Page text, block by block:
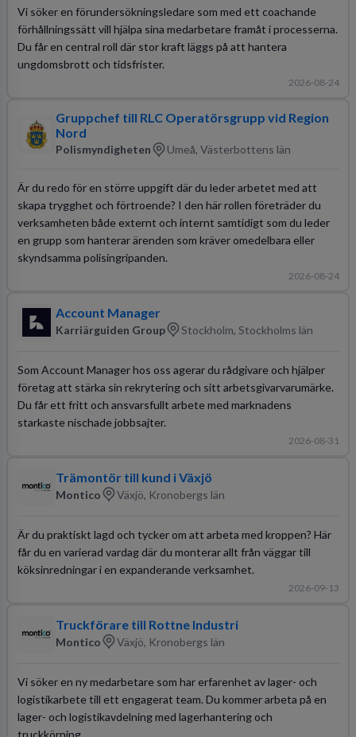
Vi söker en förundersökningsledare som med ett coachande
förhållningssätt vill hjälpa sina medarbetare framåt i processerna.
Du får en central roll där stor kraft läggs på att hantera
ungdomsbrott och tidsfrister.
2026-08-24
Gruppchef till RLC Operatörsgrupp vid Region
Nord
Polismyndigheten Umeå, Västerbottens län
Är du redo för en större uppgift där du leder arbetet med att
skapa trygghet och förtroende? I den här rollen företräder du
verksamheten både externt och internt samtidigt som du leder
en grupp som hanterar ärenden som kräver omedelbara eller
skyndsamma polisingripanden.
2026-08-24
Account Manager
Karriärguiden Group Stockholm, Stockholms län
Som Account Manager hos oss agerar du rådgivare och hjälper
företag att stärka sin rekrytering och sitt arbetsgivarvarumärke.
Du får ett fritt och ansvarsfullt arbete med marknadens
starkaste nischade jobbsajter.
2026-08-31
Trämontör till kund i Växjö
Montico Växjö, Kronobergs län
Är du praktiskt lagd och tycker om att arbeta med kroppen? Här
får du en varierad vardag där du monterar allt från väggar till
köksinredningar i en expanderande verksamhet.
2026-09-13
Truckförare till Rottne Industri
Montico Växjö, Kronobergs län
Vi söker en ny medarbetare som har erfarenhet av lager- och
logistikarbete till ett engagerat team. Du kommer arbeta på en
lager- och logistikavdelning med lagerhantering och
truckkörning.